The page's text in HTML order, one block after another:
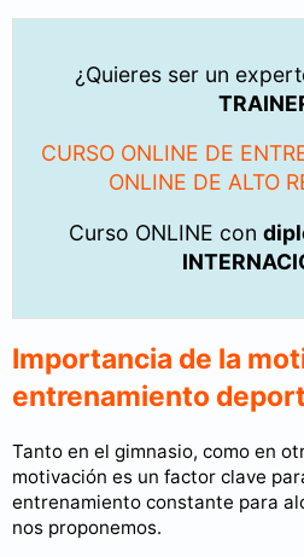
¿Quieres ser un
CURSO ONLINE DE
ONLINE DE ALTO
Curso ONLINE con
Importancia de la
entrenamiento
Tanto en el gimnasio, como en
motivación es un factor clave
entrenamiento constante para
nos proponemos.